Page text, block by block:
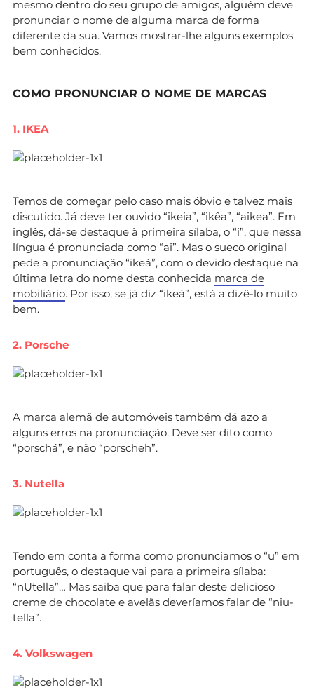
mesmo dentro do seu grupo de amigos, alguém deve
pronunciar o nome de alguma marca de forma
diferente da sua. Vamos mostrar-lhe alguns exemplos
bem conhecidos.
COMO PRONUNCIAR O NOME DE MARCAS
1. IKEA
Temos de começar pelo caso mais óbvio e talvez mais
discutido. Já deve ter ouvido “ikeia”, “ikêa”, “aikea”. Em
inglês, dá-se destaque à primeira sílaba, o “i”, que nessa
língua é pronunciada como “ai”. Mas o sueco original
pede a pronunciação “ikeá”, com o devido destaque na
última letra do nome desta conhecida marca de
mobiliário. Por isso, se já diz “ikeá”, está a dizê-lo muito
bem.
2. Porsche
A marca alemã de automóveis também dá azo a
alguns erros na pronunciação. Deve ser dito como
“porschá”, e não “porscheh”.
3. Nutella
Tendo em conta a forma como pronunciamos o “u” em
português, o destaque vai para a primeira sílaba:
“nUtella”… Mas saiba que para falar deste delicioso
creme de chocolate e avelãs deveríamos falar de “niu-
tella”.
4. Volkswagen